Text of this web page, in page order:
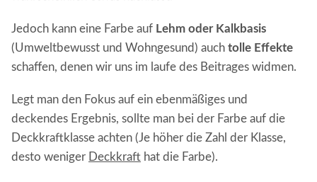
Jedoch kann eine Farbe auf Lehm oder Kalkbasis
(Umweltbewusst und Wohngesund) auch tolle Effekte
schaffen, denen wir uns im laufe des Beitrages widmen.
Legt man den Fokus auf ein ebenmäßiges und
deckendes Ergebnis, sollte man bei der Farbe auf die
Deckkraftklasse achten (Je höher die Zahl der Klasse,
desto weniger Deckkraft hat die Farbe).